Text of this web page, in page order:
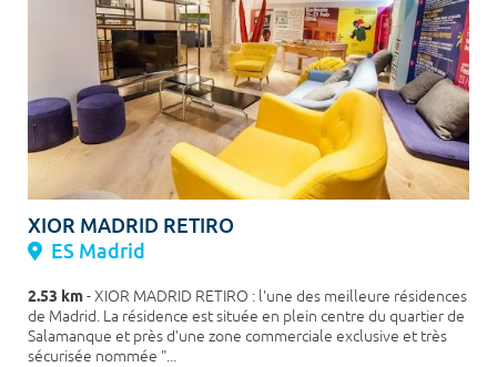
Colocation
Votre date d'entrée
Chercher
XIOR MADRID RETIRO
ES Madrid
2.53 km- XIOR MADRID RETIRO : l'une des meilleure résidences
de Madrid. La résidence est située en plein centre du quartier de
Salamanque et près d'une zone commerciale exclusive et très
sécurisée nommée "...